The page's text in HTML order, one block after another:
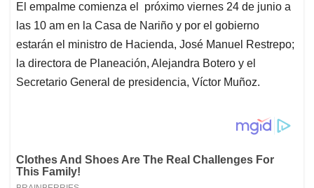
El empalme comienza el próximo viernes 24 de junio a
las 10 am en la Casa de Nariño y por el gobierno
estarán el ministro de Hacienda, José Manuel Restrepo;
la directora de Planeación, Alejandra Botero y el
Secretario General de presidencia, Víctor Muñoz.